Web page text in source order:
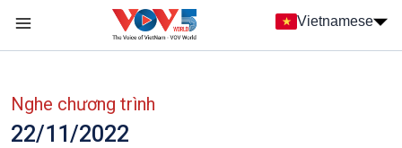
Nhảy đến nội dung
Vietnamese
Nghe chương trình
22/11/2022